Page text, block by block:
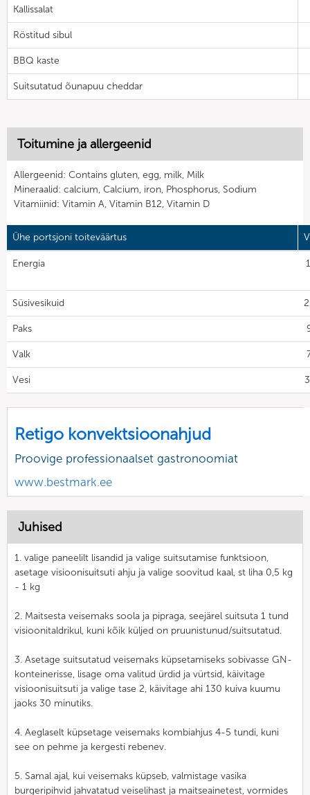
Kallissalat
Röstitud sibul
BBQ kaste
Suitsutatud õunapuu cheddar
Toitumine ja allergeenid
Allergeenid: Contains gluten, egg, milk, Milk
Mineraalid: calcium, Calcium, iron, Phosphorus, Sodium
Vitamiinid: Vitamin A, Vitamin B12, Vitamin D
Ühe portsjoni toiteväärtus
Energia
Süsivesikuid
Paks
Valk
Vesi
Retigo konvektsioonahjud
Proovige professionaalset gastronoomiat
www.bestmark.ee
Juhised
1. valige paneelilt lisandid ja valige suitsutamise funktsioon,
asetage visioonisuitsuti ahju ja valige soovitud kaal, st liha 0,5 kg
- 1 kg
2. Maitsesta veisemaks soola ja pipraga, seejärel suitsuta 1 tund
visioonitaldrikul, kuni kõik küljed on pruunistunud/suitsutatud.
3. Asetage suitsutatud veisemaks küpsetamiseks sobivasse GN-
konteinerisse, lisage oma valitud ürdid ja vürtsid, käivitage
visioonisuitsuti ja valige tase 2, käivitage ahi 130 kuiva kuumu
jaoks 30 minutiks.
4. Aeglaselt küpsetage veisemaks kombiahjus 4-5 tundi, kuni
see on pehme ja kergesti rebenev.
5. Samal ajal, kui veisemaks küpseb, valmistage vasika
burgeripihvid jahvatatud veiselihast ja maitseainetest, vormides